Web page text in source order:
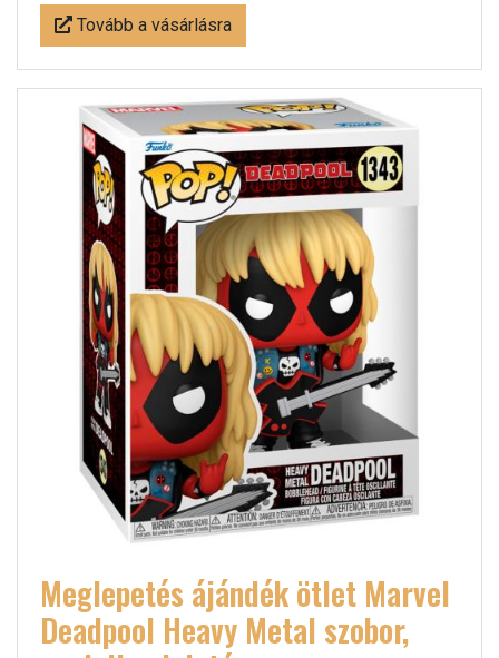
Tovább a vásárlásra
Meglepetés ájándék ötlet Marvel
Deadpool Heavy Metal szobor,